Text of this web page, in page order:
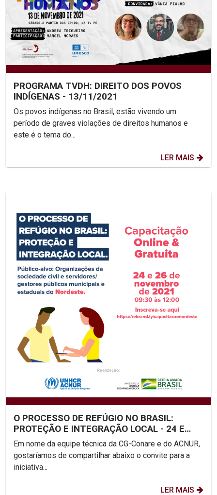
PROGRAMA TVDH: DIREITO DOS POVOS
INDÍGENAS - 13/11/2021
Os povos indígenas no Brasil, estão vivendo um
período de graves violações de direitos humanos e
este é o tema do...
LER MAIS
O PROCESSO DE REFÚGIO NO BRASIL:
PROTEÇÃO E INTEGRAÇÃO LOCAL - 24 E
26/11
Em nome da equipe técnica da CG-Conare e do ACNUR,
gostaríamos de compartilhar abaixo o convite para a
iniciativa...
LER MAIS